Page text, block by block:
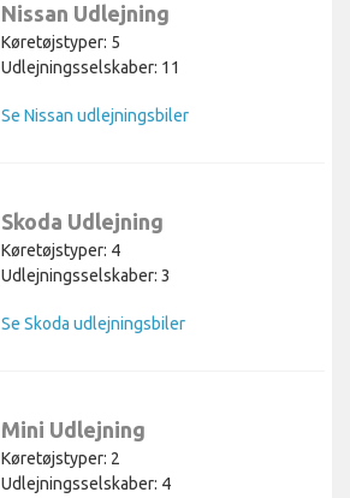
Nissan Udlejning
Køretøjstyper: 5
Udlejningsselskaber: 11
Se Nissan udlejningsbiler
Skoda Udlejning
Køretøjstyper: 4
Udlejningsselskaber: 3
Se Skoda udlejningsbiler
Mini Udlejning
Køretøjstyper: 2
Udlejningsselskaber: 4